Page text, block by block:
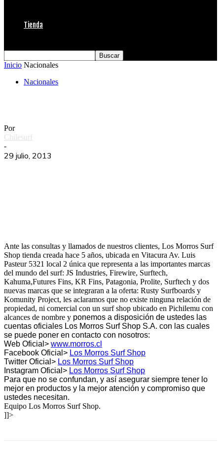
Tienda
Inicio Nacionales
Nacionales
Por
Chilesurf
-
29 julio, 2013
Ante las consultas y llamados de nuestros clientes, Los Morros Surf
Shop tienda creada hace 5 años, ubicada en Vitacura Av. Luis
Pasteur 5321 local 2 única que representa a las importantes marcas
del mundo del surf: JS Industries, Firewire, Surftech,
Kahuma,Futures Fins, KR Fins, Patagonia, Prolite, Surftech y dos
nuevas marcas que se integraran a la oferta: Rusty Surfboards y
Komunity Project, les aclaramos que no existe ninguna relación de
propiedad, ni comercial con un surf shop ubicado en Pichilemu con
alcances de nombre y ponemos a disposición de ustedes las
cuentas oficiales Los Morros Surf Shop S.A. con las cuales
se puede poner en contacto con nosotros:
Web Oficial> www.morros.cl
Facebook Oficial> Los Morros Surf Shop
Twitter Oficial> Los Morros Surf Shop
Instagram Oficial> Los Morros Surf Shop
Para que no se confundan, y así asegurar siempre tener lo
mejor en productos y la mejor atención y compromiso que
ustedes necesitan.
Equipo Los Morros Surf Shop.
]]>